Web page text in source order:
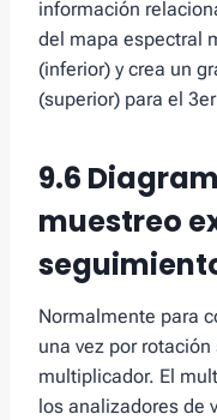
información
del mapa espectral
(inferior) y crea un
(superior) para el
9.6
muestreo
Normalmente para
una vez por
multiplicador. El
los analizadores de